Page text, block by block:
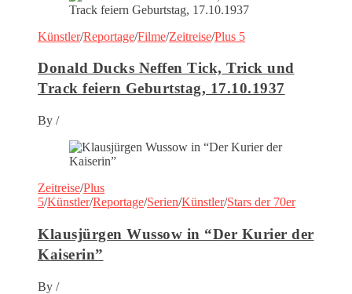
Künstler/Reportage/Filme/Zeitreise/Plus 5
Donald Ducks Neffen Tick, Trick und
Track feiern Geburtstag, 17.10.1937
By /
Zeitreise/Plus
5/Künstler/Reportage/Serien/Künstler/Stars der 70er
Klausjürgen Wussow in “Der Kurier der
Kaiserin”
By /